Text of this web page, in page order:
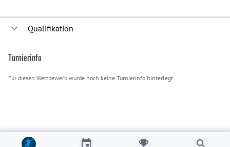
Qualifikation
Turnierinfo
Für diesen Wettbewerb wurde noch keine Turnierinfo hinterlegt.